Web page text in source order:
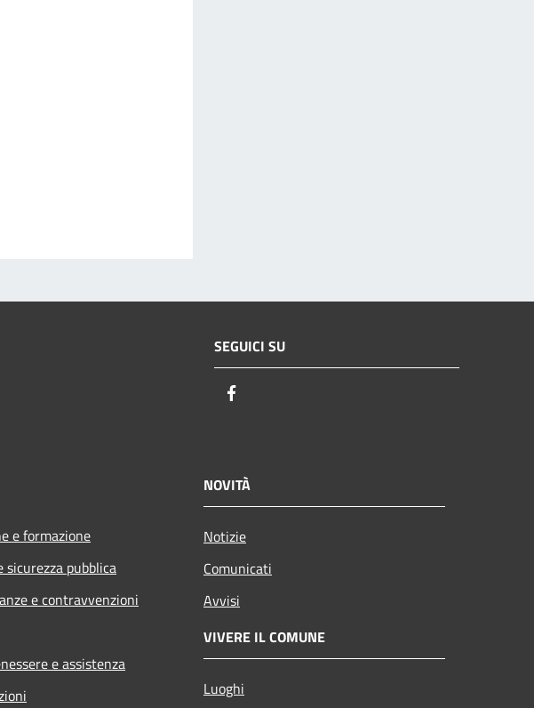
SEGUICI SU
e formazione
sicurezza pubblica
e contravvenzioni
e assistenza
NOVITÀ
Notizie
Comunicati
Avvisi
VIVERE IL COMUNE
Luoghi